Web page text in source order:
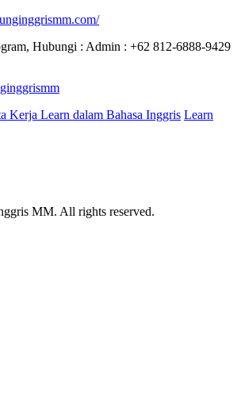
Hubungi : Admin : +62 812-6888-9429
Kerja Learn dalam Bahasa Inggris Learn
MM. All rights reserved.